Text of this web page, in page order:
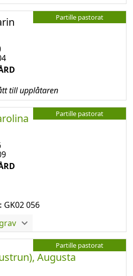
Partille pastorat
till upplåtaren
Partille pastorat
GK02 056
Partille pastorat
Augusta